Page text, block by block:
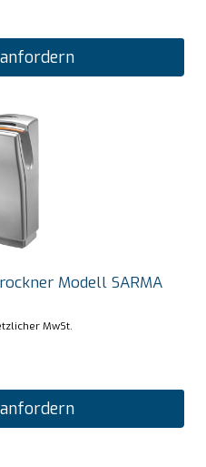
Modell SARMA
MwSt.